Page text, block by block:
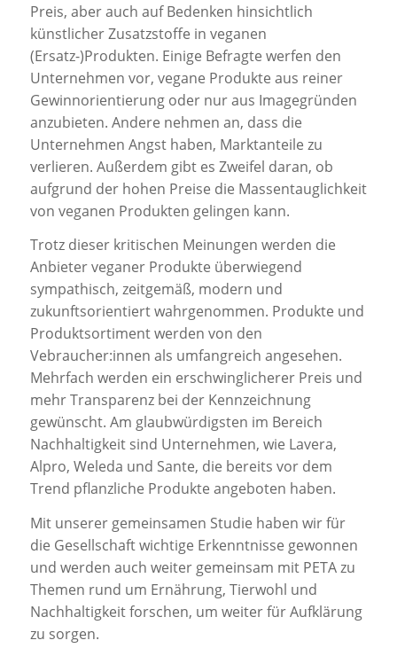
Preis, aber auch auf Bedenken hinsichtlich
künstlicher Zusatzstoffe in veganen
(Ersatz-)Produkten. Einige Befragte werfen den
Unternehmen vor, vegane Produkte aus reiner
Gewinnorientierung oder nur aus Imagegründen
anzubieten. Andere nehmen an, dass die
Unternehmen Angst haben, Marktanteile zu
verlieren. Außerdem gibt es Zweifel daran, ob
aufgrund der hohen Preise die Massentauglichkeit
von veganen Produkten gelingen kann.
Trotz dieser kritischen Meinungen werden die
Anbieter veganer Produkte überwiegend
sympathisch, zeitgemäß, modern und
zukunftsorientiert wahrgenommen. Produkte und
Produktsortiment werden von den
Vebraucher:innen als umfangreich angesehen.
Mehrfach werden ein erschwinglicherer Preis und
mehr Transparenz bei der Kennzeichnung
gewünscht. Am glaubwürdigsten im Bereich
Nachhaltigkeit sind Unternehmen, wie Lavera,
Alpro, Weleda und Sante, die bereits vor dem
Trend pflanzliche Produkte angeboten haben.
Mit unserer gemeinsamen Studie haben wir für
die Gesellschaft wichtige Erkenntnisse gewonnen
und werden auch weiter gemeinsam mit PETA zu
Themen rund um Ernährung, Tierwohl und
Nachhaltigkeit forschen, um weiter für Aufklärung
zu sorgen.